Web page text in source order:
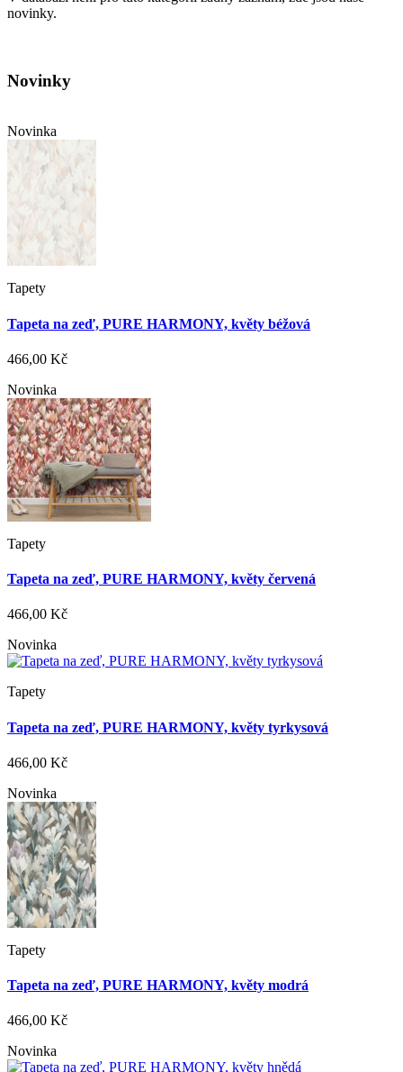
novinky.
Novinky
Novinka
Tapety
Tapeta na zeď, PURE HARMONY, květy béžová
466,00 Kč
Novinka
Tapety
Tapeta na zeď, PURE HARMONY, květy červená
466,00 Kč
Novinka
Tapety
Tapeta na zeď, PURE HARMONY, květy tyrkysová
466,00 Kč
Novinka
Tapety
Tapeta na zeď, PURE HARMONY, květy modrá
466,00 Kč
Novinka